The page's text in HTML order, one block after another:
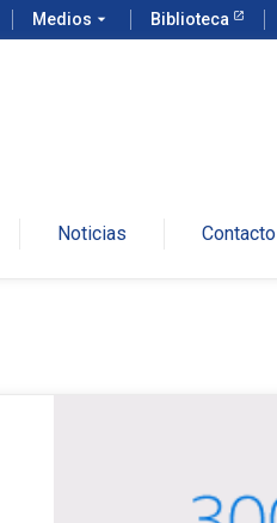
Medios arrow_drop_down Biblioteca
Noticias Contacto